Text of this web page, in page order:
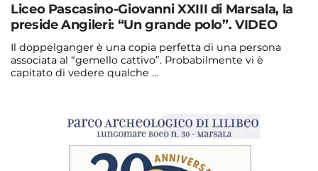
Liceo Pascasino-Giovanni XXIII di Marsala, la
preside Angileri: “Un grande polo”. VIDEO
Il doppelganger è una copia perfetta di una persona
associata al “gemello cattivo”. Probabilmente vi è
capitato di vedere qualche ...
admin@admin.com 3 days fa